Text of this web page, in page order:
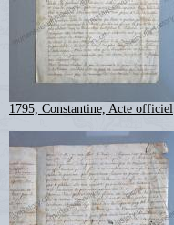
1795, Constantine, Acte officiel